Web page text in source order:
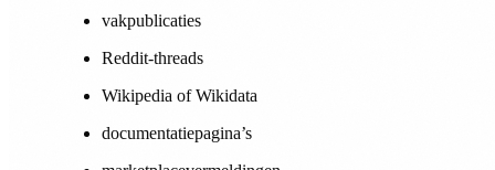
vakpublicaties
Reddit-threads
Wikipedia of Wikidata
documentatiepagina’s